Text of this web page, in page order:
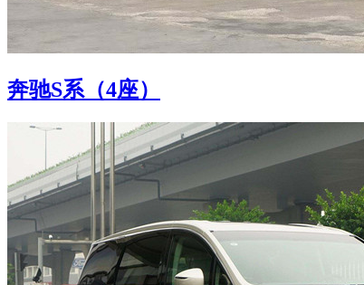
奔驰S系（4座）